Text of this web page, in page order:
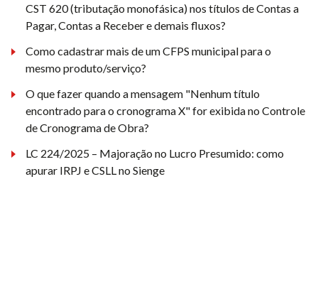
CST 620 (tributação monofásica) nos títulos de Contas a
Pagar, Contas a Receber e demais fluxos?
Como cadastrar mais de um CFPS municipal para o
mesmo produto/serviço?
O que fazer quando a mensagem "Nenhum título
encontrado para o cronograma X" for exibida no Controle
de Cronograma de Obra?
LC 224/2025 – Majoração no Lucro Presumido: como
apurar IRPJ e CSLL no Sienge